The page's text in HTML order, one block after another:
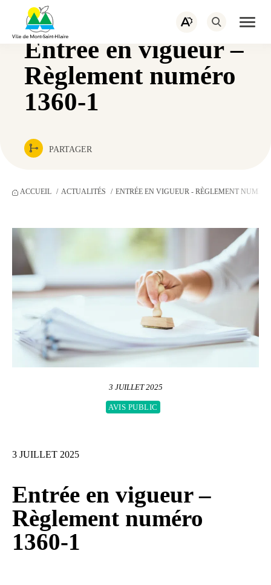
Ouvrez
d’outils
Ouvrir
la
Entrée en vigueur –
Règlement numéro
1360-1
PARTAGER
ACCUEIL ACTUALITÉS ENTRÉE EN VIGUEUR - RÈGLEMENT
3 JUILLET 2025
AVIS PUBLIC
3 JUILLET 2025
Entrée en vigueur –
Règlement numéro
1360-1